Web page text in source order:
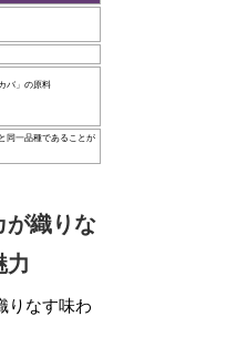
バ」の原料
同一品種であることが
が織りな
力